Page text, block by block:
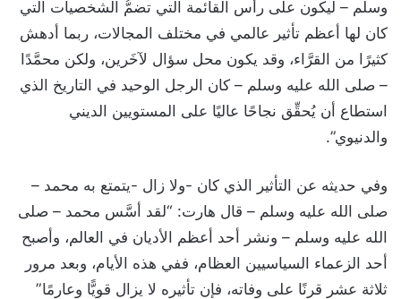
وسلم – ليكون على رأس القائمة التي تضمُّ الشخصيات التي
كان لها أعظم تأثير عالمي في مختلف المجالات، ربما أدهش
كثيرًا من القرَّاء، وقد يكون محل سؤال لآخَرين، ولكن محمَّدًا
– صلى الله عليه وسلم – كان الرجل الوحيد في التاريخ الذي
استطاع أن يُحقِّق نجاحًا عاليًا على المستويين الديني
والدنيوي”.
وفي حديثه عن التأثير الذي كان -ولا زال -يتمتع به محمد –
صلى الله عليه وسلم – قال هارت: “لقد أسَّس محمد – صلى
الله عليه وسلم – ونشر أحد أعظم الأديان في العالم، وأصبح
أحد الزعماء السياسيين العظام، ففي هذه الأيام، وبعد مرور
ثلاثة عشر قرنًا على وفاته، فإن تأثيره لا يزال قويًّا وعارمًا”